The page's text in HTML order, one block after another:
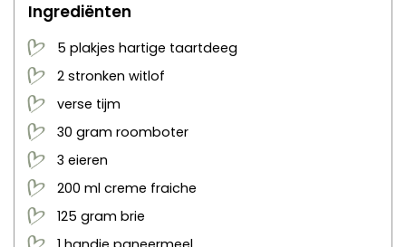
Ingrediënten
5 plakjes hartige taartdeeg
2 stronken witlof
verse tijm
30 gram roomboter
3 eieren
200 ml creme fraiche
125 gram brie